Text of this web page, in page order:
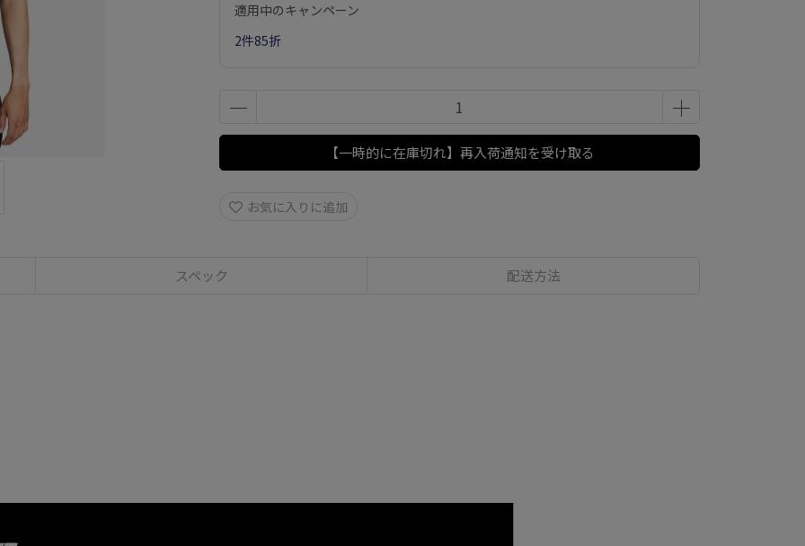
適用中のキャンペーン
2件85折
【一時的に在庫切れ】再入荷通知を受け取る
お気に入りに追加
スペック 配送方法